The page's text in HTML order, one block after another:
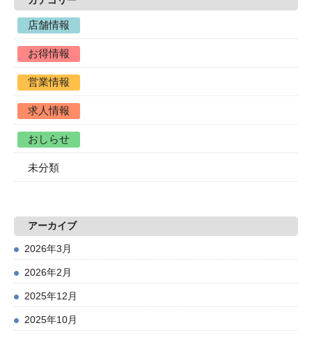
店舗情報
お得情報
営業情報
求人情報
おしらせ
未分類
アーカイブ
2026年3月
2026年2月
2025年12月
2025年10月